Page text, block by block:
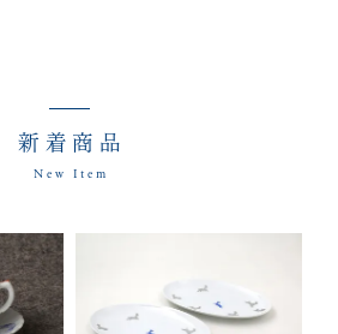
新着商品
New Item